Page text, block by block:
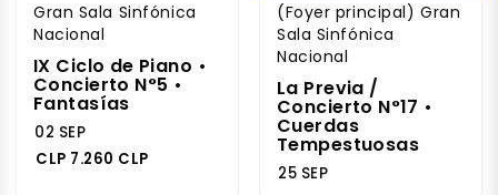
Gran Sala Sinfónica
Nacional
IX Ciclo de Piano •
Concierto N°5 •
Fantasías
02 SEP
CLP 7.260 CLP
(Foyer principal) Gran
Sala Sinfónica
Nacional
La Previa /
Concierto N°17 •
Cuerdas
Tempestuosas
25 SEP